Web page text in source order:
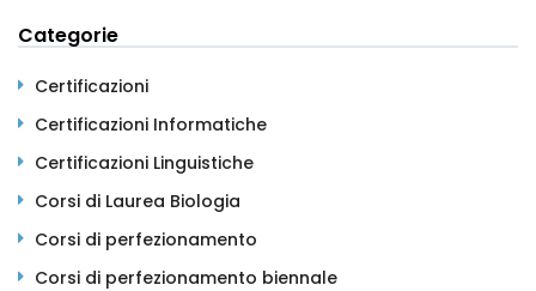
Categorie
Certificazioni
Certificazioni Informatiche
Certificazioni Linguistiche
Corsi di Laurea Biologia
Corsi di perfezionamento
Corsi di perfezionamento biennale